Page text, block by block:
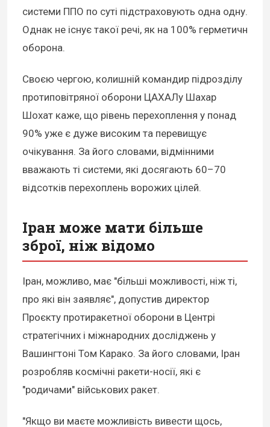
системи ППО по суті підстраховують одна одну.
Однак не існує такої речі, як на 100% герметичн
оборона.
Своєю чергою, колишній командир підрозділу
протиповітряної оборони ЦАХАЛу Шахар
Шохат каже, що рівень перехоплення у понад
90% уже є дуже високим та перевищує
очікування. За його словами, відмінними
вважають ті системи, які досягають 60–70
відсотків перехоплень ворожих цілей.
Іран може мати більше
зброї, ніж відомо
Іран, можливо, має "більші можливості, ніж ті,
про які він заявляє", допустив директор
Проєкту протиракетної оборони в Центрі
стратегічних і міжнародних досліджень у
Вашингтоні Том Карако. За його словами, Іран
розробляв космічні ракети-носії, які є
"родичами" військових ракет.
"Якщо ви маєте можливість вивести щось,